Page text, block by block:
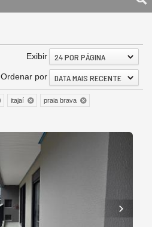
Exibir 24 POR PÁGINA
Ordenar por DATA MAIS RECENTE
itajaí
praia brava